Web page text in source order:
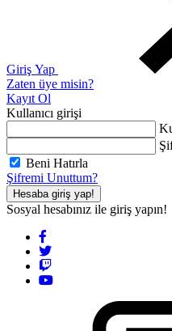
Giriş Yap
Zaten üye misin?
Kayıt Ol
Kullanıcı girişi
Beni Hatırla
Şifremi Unuttum?
Hesaba giriş yap!
Sosyal hesabınız ile giriş yapın!